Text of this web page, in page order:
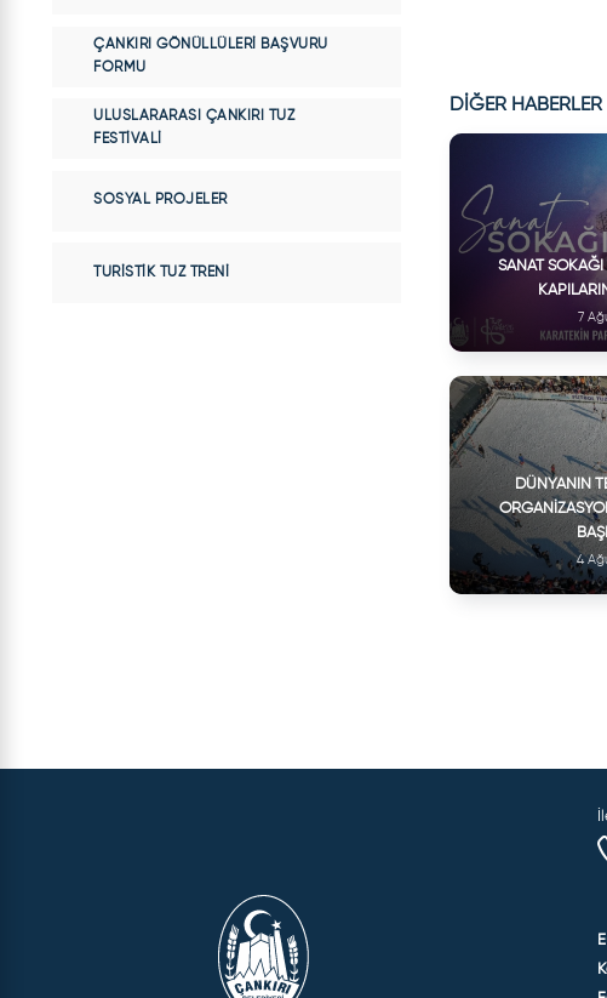
DİĞER HABERLER
SANAT SOKAĞI
7
DÜNYANIN
4
ÇANKIRI GÖNÜLLÜLERI BAŞVURU
FORMU
ULUSLARARASI ÇANKIRI TUZ
FESTIVALI
SOSYAL PROJELER
TURISTIK TUZ TRENI